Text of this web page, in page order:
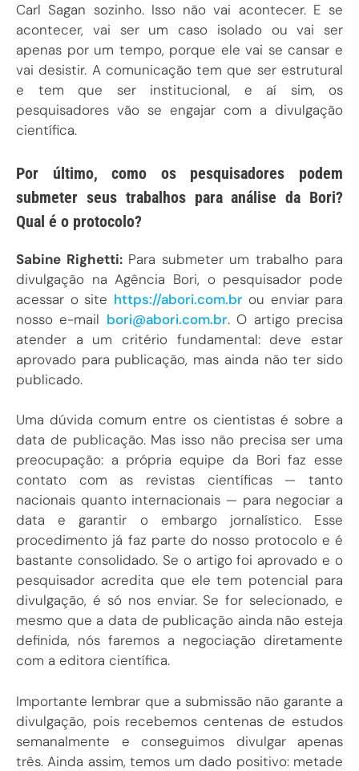
Carl Sagan sozinho. Isso não vai acontecer. E se
acontecer, vai ser um caso isolado ou vai ser
apenas por um tempo, porque ele vai se cansar e
vai desistir. A comunicação tem que ser estrutural
e tem que ser institucional, e aí sim, os
pesquisadores vão se engajar com a divulgação
científica.
Por último, como os pesquisadores podem
submeter seus trabalhos para análise da Bori?
Qual é o protocolo?
Sabine Righetti: Para submeter um trabalho para
divulgação na Agência Bori, o pesquisador pode
acessar o site https://abori.com.brou enviar para
nosso e-mail bori@abori.com.br. O artigo precisa
atender a um critério fundamental: deve estar
aprovado para publicação, mas ainda não ter sido
publicado.
Uma dúvida comum entre os cientistas é sobre a
data de publicação. Mas isso não precisa ser uma
preocupação: a própria equipe da Bori faz esse
contato com as revistas científicas — tanto
nacionais quanto internacionais — para negociar a
data e garantir o embargo jornalístico. Esse
procedimento já faz parte do nosso protocolo e é
bastante consolidado. Se o artigo foi aprovado e o
pesquisador acredita que ele tem potencial para
divulgação, é só nos enviar. Se for selecionado, e
mesmo que a data de publicação ainda não esteja
definida, nós faremos a negociação diretamente
com a editora científica.
Importante lembrar que a submissão não garante a
divulgação, pois recebemos centenas de estudos
semanalmente e conseguimos divulgar apenas
três. Ainda assim, temos um dado positivo: metade